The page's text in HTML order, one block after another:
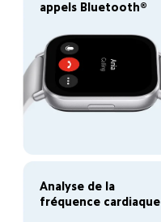
appels Bluetooth®
Analyse de la
fréquence cardiaque